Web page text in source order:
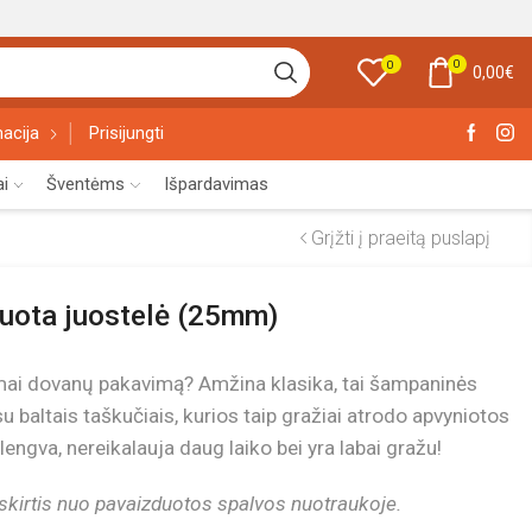
0 0 0,00€
Prisijungti
Šventėms Išpardavimas
Grįžti į praeitą puslapį
juostelė (25mm)
dovanų pakavimą? Amžina klasika, tai šampaninės
baltais taškučiais, kurios taip gražiai atrodo apvyniotos
nereikalauja daug laiko bei yra labai gražu!
nuo pavaizduotos spalvos nuotraukoje.